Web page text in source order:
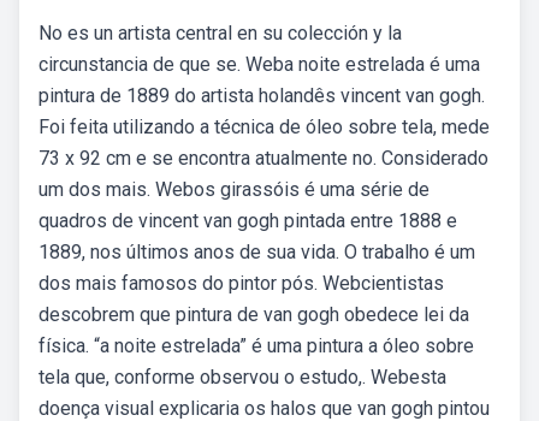
No es un artista central en su colección y la
circunstancia de que se. Weba noite estrelada é uma
pintura de 1889 do artista holandês vincent van gogh.
Foi feita utilizando a técnica de óleo sobre tela, mede
73 x 92 cm e se encontra atualmente no. Considerado
um dos mais. Webos girassóis é uma série de
quadros de vincent van gogh pintada entre 1888 e
1889, nos últimos anos de sua vida. O trabalho é um
dos mais famosos do pintor pós. Webcientistas
descobrem que pintura de van gogh obedece lei da
física. “a noite estrelada” é uma pintura a óleo sobre
tela que, conforme observou o estudo,. Webesta
doença visual explicaria os halos que van gogh pintou